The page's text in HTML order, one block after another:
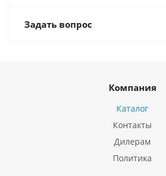
Задать вопрос
Компания
Каталог
Контакты
Дилерам
Политика